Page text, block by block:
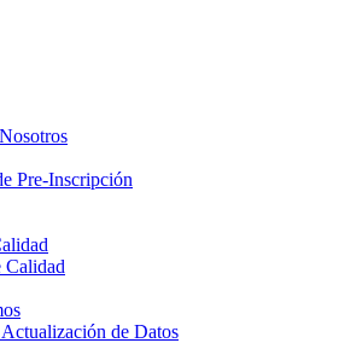
Pre-Inscripción
Calidad
de Datos